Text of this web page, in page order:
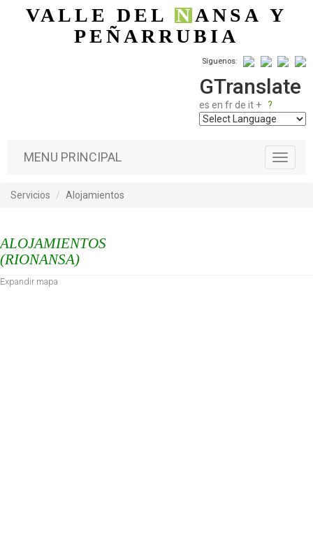
Pasar al contenido principal
VALLE DELNANSA Y
PEÑARRUBIA
Síguenos:
GTranslate
es en fr de it + ?
T
o
MENU PRINCIPAL
Servicios Alojamientos
ALOJAMIENTOS
(RIONANSA)
Expandir mapa